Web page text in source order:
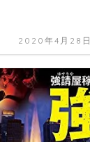
2020年4月28日